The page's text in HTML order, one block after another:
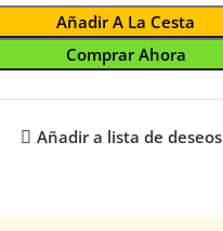
Añadir A La Cesta
Comprar Ahora
Añadir a lista de deseos